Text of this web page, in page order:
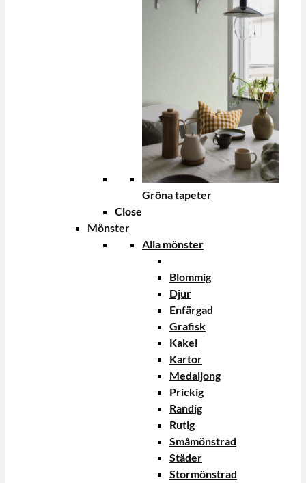
Gröna tapeter
Close
Mönster
Alla mönster
Blommig
Djur
Enfärgad
Grafisk
Kakel
Kartor
Medaljong
Prickig
Randig
Rutig
Småmönstrad
Städer
Stormönstrad